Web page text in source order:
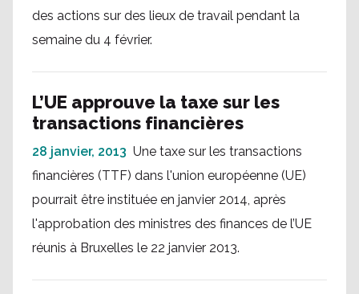
des actions sur des lieux de travail pendant la
semaine du 4 février.
L’UE approuve la taxe sur les
transactions financières
28 janvier, 2013 Une taxe sur les transactions
financières (TTF) dans l'union européenne (UE)
pourrait être instituée en janvier 2014, après
l'approbation des ministres des finances de l’UE
réunis à Bruxelles le 22 janvier 2013.